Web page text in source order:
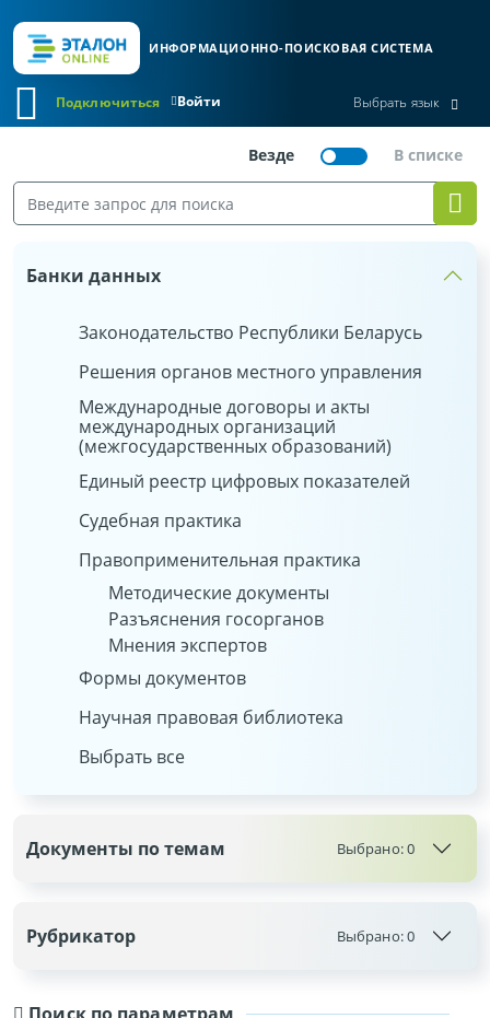
ИНФОРМАЦИОННО-ПОИСКОВАЯ СИСТЕМА
Войти
Подключиться Выбрать язык
Банки данных
Законодательство Республики Беларусь
Решения органов местного управления
Международные договоры и акты
международных организаций
(межгосударственных образований)
Единый реестр цифровых показателей
Судебная практика
Правоприменительная практика
Методические документы
Разъяснения госорганов
Мнения экспертов
Формы документов
Научная правовая библиотека
Выбрать все
Документы по темам Выбрано:0
Рубрикатор Выбрано:0